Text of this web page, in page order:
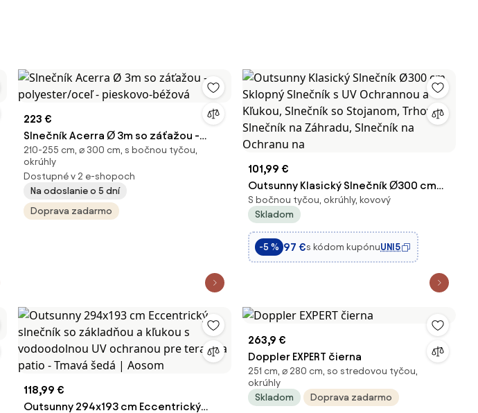
223 €
Slnečník Acerra Ø 3m so záťažou -
polyester/oceľ - pieskovo-béžová
210-255 cm, ⌀ 300 cm, s bočnou tyčou,
okrúhly
Dostupné v 2 e-shopoch
Na odoslanie o 5 dní
Doprava zadarmo
101,99 €
Outsunny Klasický Slnečník Ø300 cm
Sklopný Slnečník s UV Ochrannou a
Kľukou, Slnečník so Stojanom, Trhový
Slnečník na Záhradu, Slnečník na
Ochranu na
S bočnou tyčou, okrúhly, kovový
Skladom
-5 % 97 €s kódom kupónuUNI5
118,99 €
Outsunny 294x193 cm Eccentrický
263,9 €
Doppler EXPERT čierna
251 cm, ⌀ 280 cm, so stredovou tyčou,
okrúhly
Skladom
Doprava zadarmo